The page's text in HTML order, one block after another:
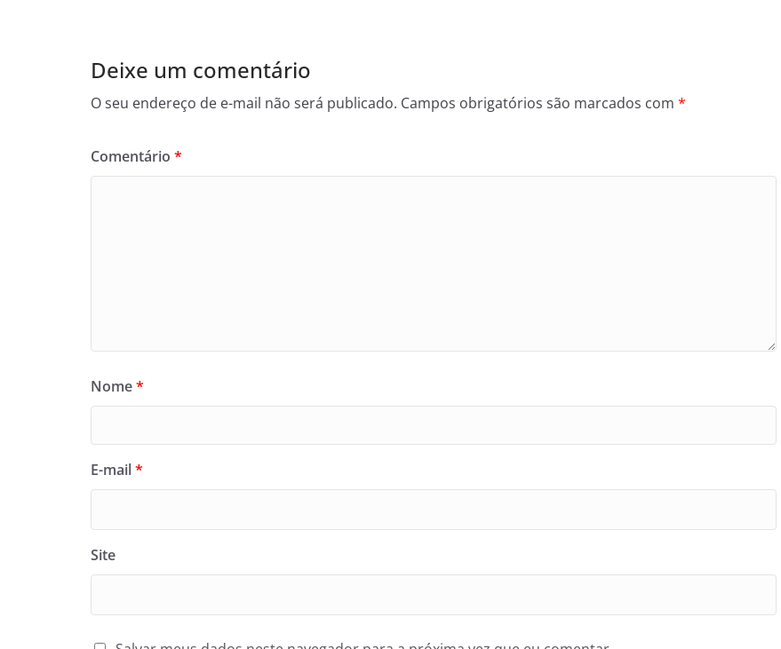
Deixe um comentário
O seu endereço de e-mail não será publicado. Campos obrigatórios são marcados com *
Comentário *
Nome*
E-mail*
Site